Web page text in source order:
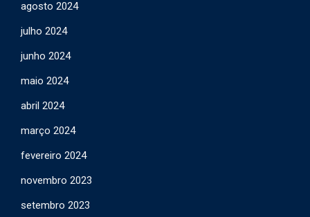
agosto 2024
julho 2024
junho 2024
maio 2024
abril 2024
março 2024
fevereiro 2024
novembro 2023
setembro 2023